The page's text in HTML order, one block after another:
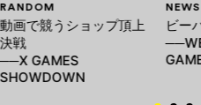
RANDOM
動画で競うショップ頂上
決戦
──X GAMES
SHOWDOWN
NEWS
ビー